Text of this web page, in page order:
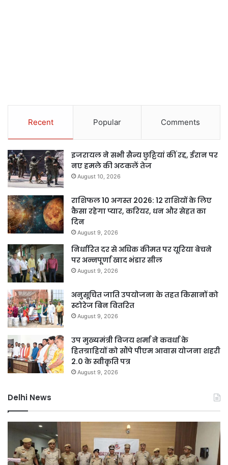
Recent Popular Comments
इजरायल ने सभी सैन्य छुट्टियां कीं रद्द, ईरान पर
नए हमले की अटकलें तेज
August 10, 2026
राशिफल 10 अगस्त 2026: 12 राशियों के लिए
कैसा रहेगा प्यार, करियर, धन और सेहत का
दिन
August 9, 2026
निर्धारित दर से अधिक कीमत पर यूरिया बेचने
पर अन्नपूर्णा खाद भंडार सील
August 9, 2026
अनुसूचित जाति उपयोजना के तहत किसानों को
स्टोरेज बिन वितरित
August 9, 2026
उप मुख्यमंत्री विजय शर्मा ने कवर्धा के
हितग्राहियों को सौंपे पीएम आवास योजना शहरी
2.0 के स्वीकृति पत्र
August 9, 2026
Delhi News
होगी
सीमेंटेड,